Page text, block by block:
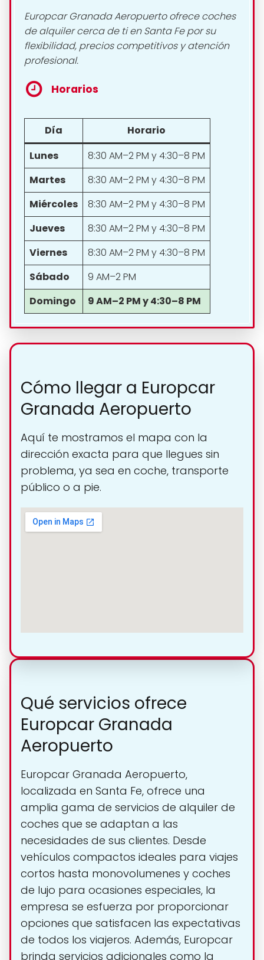
Europcar Granada Aeropuerto ofrece coches
de alquiler cerca de ti en Santa Fe por su
flexibilidad, precios competitivos y atención
profesional.
Horarios
Día
Horario
Lunes
8:30 AM–2 PM y 4:30–8 PM
Martes
8:30 AM–2 PM y 4:30–8 PM
Miércoles
8:30 AM–2 PM y 4:30–8 PM
Jueves
8:30 AM–2 PM y 4:30–8 PM
Viernes
8:30 AM–2 PM y 4:30–8 PM
Sábado
9 AM–2 PM
Domingo
9 AM–2 PM y 4:30–8 PM
Cómo llegar a Europcar
Granada Aeropuerto
Aquí te mostramos el mapa con la
dirección exacta para que llegues sin
problema, ya sea en coche, transporte
público o a pie.
Qué servicios ofrece
Europcar Granada
Aeropuerto
Europcar Granada Aeropuerto,
localizada en Santa Fe, ofrece una
amplia gama de servicios de alquiler de
coches que se adaptan a las
necesidades de sus clientes. Desde
vehículos compactos ideales para viajes
cortos hasta monovolumenes y coches
de lujo para ocasiones especiales, la
empresa se esfuerza por proporcionar
opciones que satisfacen las expectativas
de todos los viajeros. Además, Europcar
brinda servicios adicionales como la